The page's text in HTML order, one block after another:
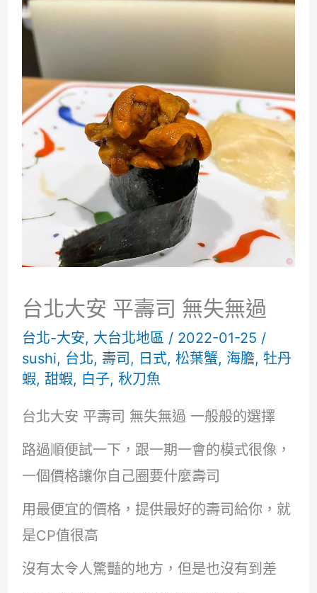
台北大安 平壽司 無失無過
台北-大安, 大台北地區 / 2022-01-25 /
sushi, 台北, 壽司 , 日式, 松葉蟹, 海膽, 牡丹
蝦, 甜蝦, 白子, 秋刀魚
台北大安 平壽司 無失無過 一般般的選擇
路過順便試一下，跟一期一會的模式很像，
一個價格讓你自己圈要什麼壽司
用最便宜的價格，提供最好的壽司給你，就
是CP值很高
沒有太令人驚豔的地方，但是也沒有到差